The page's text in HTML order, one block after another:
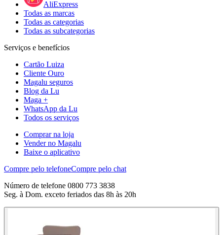
AliExpress
Todas as marcas
Todas as categorias
Todas as subcategorias
Serviços e benefícios
Cartão Luiza
Cliente Ouro
Magalu seguros
Blog da Lu
Maga +
WhatsApp da Lu
Todos os serviços
Comprar na loja
Vender no Magalu
Baixe o aplicativo
Compre pelo telefoneCompre pelo chat
Número de telefone 0800 773 3838
Seg. à Dom. exceto feriados das 8h às 20h